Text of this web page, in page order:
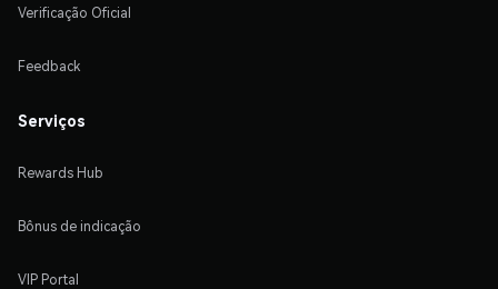
Verificação Oficial
Feedback
Serviços
Rewards Hub
Bônus de indicação
VIP Portal